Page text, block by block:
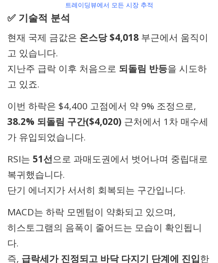
트레이딩뷰에서 모든 시장 추적
✅ 기술적 분석
현재 국제 금값은 온스당 $4,018 부근에서 움직이
고 있습니다.
지난주 급락 이후 처음으로 되돌림 반등을 시도하
고 있죠.
이번 하락은 $4,400 고점에서 약 9% 조정으로,
38.2% 되돌림 구간($4,020) 근처에서 1차 매수세
가 유입되었습니다.
RSI는 51선으로 과매도권에서 벗어나며 중립대로
복귀했습니다.
단기 에너지가 서서히 회복되는 구간입니다.
MACD는 하락 모멘텀이 약화되고 있으며,
히스토그램의 음폭이 줄어드는 모습이 확인됩니
다.
즉, 급락세가 진정되고 바닥 다지기 단계에 진입한